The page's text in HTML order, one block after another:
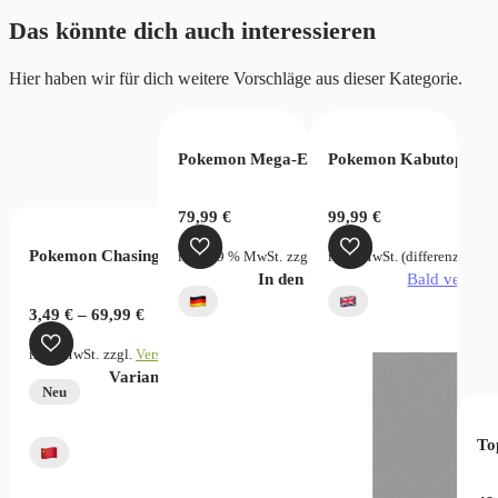
Das könnte dich auch interessieren
Hier haben wir für dich weitere Vorschläge aus dieser Kategorie.
Figuren-Kollektion
Versandkosten
Pokemon Chasing Glory Together Chinese
3,49€–69,99€
inkl. MwSt. zzgl.Versandkosten
Variante wählen
Neu
Pokemon Mega-Entwicklung Dunkelnacht
79,99€
inkl. 19 % MwSt. zzgl. Versandkosten
In den Warenkorb
Pokemon Kabutops
99,99 €
inkl. MwSt.
Bald